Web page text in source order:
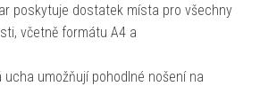
poskytuje dostatek místa pro všechny
včetně formátu A4 a
ucha umožňují pohodlné nošení na